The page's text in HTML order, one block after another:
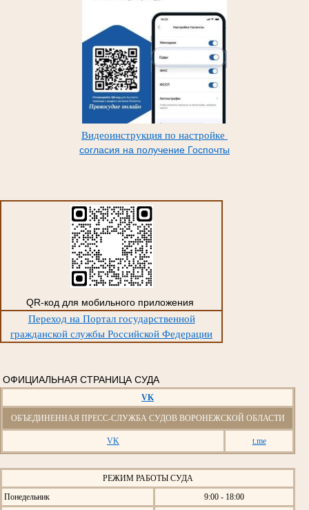
Видеоинструкция по настройке
согласия на получение Госпочты
QR-код для мобильного приложения
Переход на Портал государственной
гражданской службы Российской Федерации
ОФИЦИАЛЬНАЯ СТРАНИЦА СУДА
VK
ОБЪЕДИНЕННАЯ ПРЕСС-СЛУЖБА СУДОВ ВОРОНЕЖСКОЙ ОБЛАСТИ
VK t.me
РЕЖИМ РАБОТЫ СУДА
Понедельник
9:00 - 18:00